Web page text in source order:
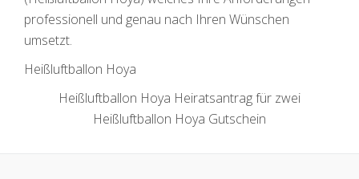
professionell und genau nach Ihren Wünschen
umsetzt.
Heißluftballon Hoya
Heißluftballon Hoya Heiratsantrag für zwei
Heißluftballon Hoya Gutschein